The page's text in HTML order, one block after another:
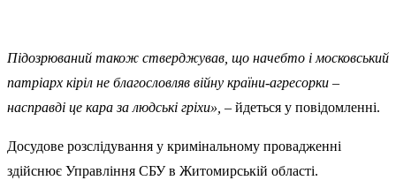
Підозрюваний також стверджував, що начебто і московський
патріарх кіріл не благословляв війну країни-агресорки –
насправді це кара за людські гріхи», – йдеться у повідомленні.
Досудове розслідування у кримінальному провадженні
здійснює Управління СБУ в Житомирській області.